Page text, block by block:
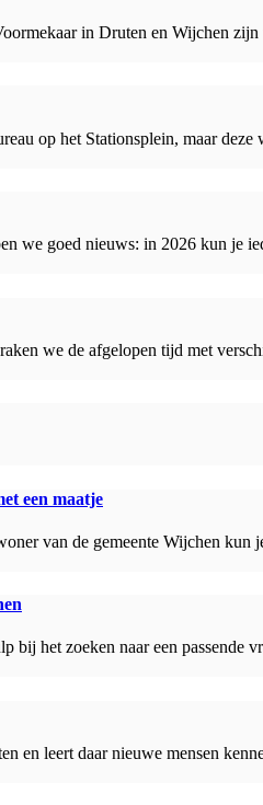
in Druten en Wijchen zijn
op het Stationsplein, maar deze
we goed nieuws: in 2026 kun je
we de afgelopen tijd met
een maatje
van de gemeente Wijchen kun
bij het zoeken naar een passende
en leert daar nieuwe mensen